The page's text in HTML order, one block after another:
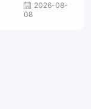
2026-08-
08